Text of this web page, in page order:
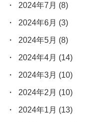
2024年7月 (8)
2024年6月 (3)
2024年5月 (8)
2024年4月 (14)
2024年3月 (10)
2024年2月 (10)
2024年1月 (13)